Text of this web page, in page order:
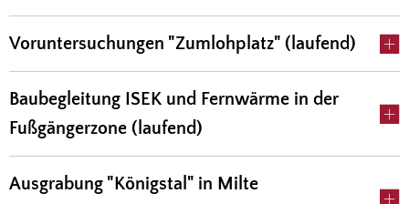
Voruntersuchungen "Zumlohplatz" (laufend)
Baubegleitung ISEK und Fernwärme in der
Fußgängerzone (laufend)
Ausgrabung "Königstal" in Milte